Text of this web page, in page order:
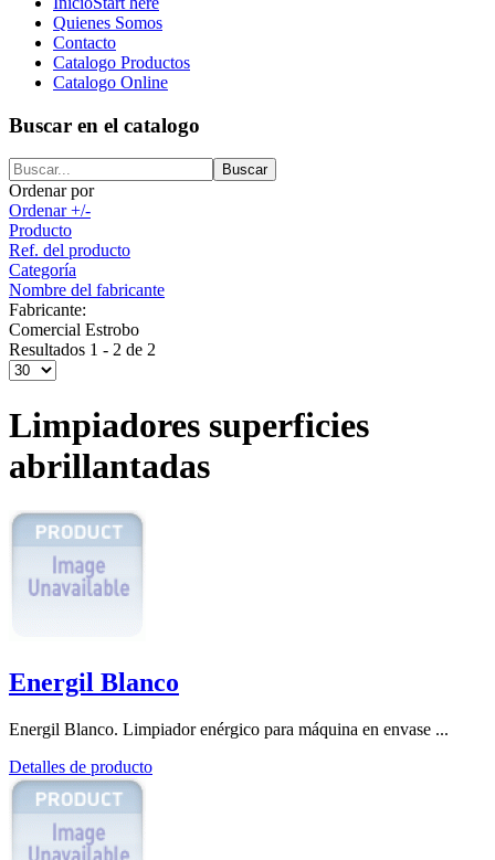
Quienes Somos
Contacto
Catalogo Productos
Catalogo Online
Buscar en el catalogo
Ordenar por
Ordenar +/-
Producto
Ref. del producto
Categoría
Nombre del fabricante
Fabricante:
Comercial Estrobo
Resultados 1 - 2 de 2
Limpiadores superficies
abrillantadas
Energil Blanco
Energil Blanco. Limpiador enérgico para máquina en envase ...
Detalles de producto